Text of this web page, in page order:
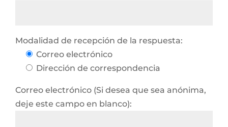
Modalidad de recepción de la respuesta:
Correo electrónico
Dirección de correspondencia
Correo electrónico (Si desea que sea anónima,
deje este campo en blanco):